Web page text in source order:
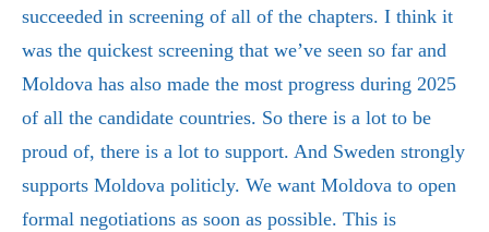
succeeded in screening of all of the chapters. I think it
was the quickest screening that we’ve seen so far and
Moldova has also made the most progress during 2025
of all the candidate countries. So there is a lot to be
proud of, there is a lot to support. And Sweden strongly
supports Moldova politicly. We want Moldova to open
formal negotiations as soon as possible. This is